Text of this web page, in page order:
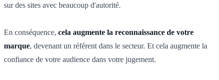
sur des sites avec beaucoup d'autorité.
En conséquence, cela augmente la reconnaissance de votre
marque, devenant un référent dans le secteur. Et cela augmente la
confiance de votre audience dans votre jugement.